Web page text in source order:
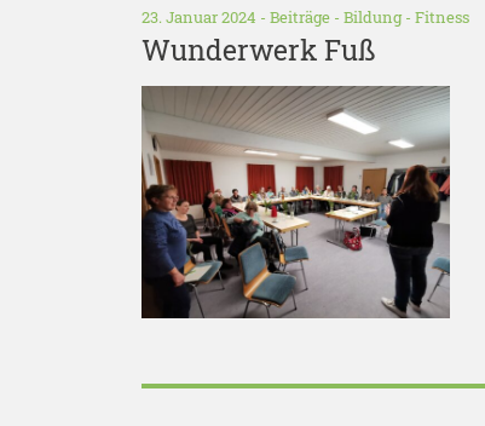
23. Januar 2024 - Beiträge - Bildung- Fitness
Wunderwerk Fuß